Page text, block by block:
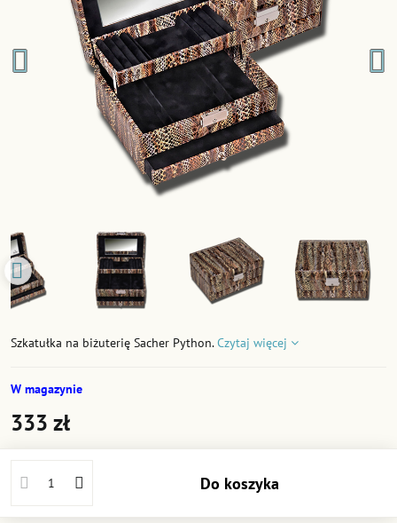
Szkatułka na biżuterię Sacher Python.Czytaj więcej
W magazynie
333 zł
Do koszyka